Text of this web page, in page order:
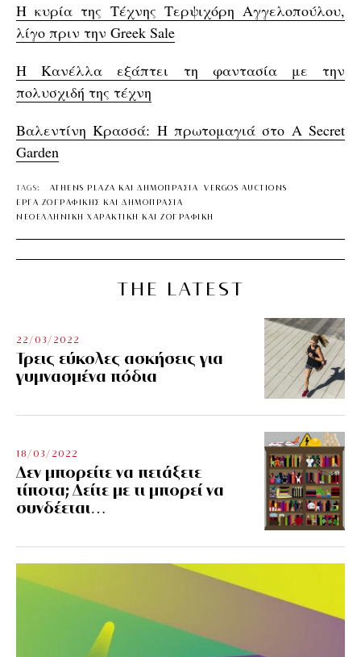
Η κυρία της Τέχνης Τερψιχόρη Αγγελοπούλου,
λίγο πριν την Greek Sale
Η Κανέλλα εξάπτει τη φαντασία με την
πολυσχιδή της τέχνη
Βαλεντίνη Κρασσά: Η πρωτομαγιά στο A Secret
Garden
TAGS: ATHENS PLAZA ΚΑΙ ΔΗΜΟΠΡΑΣΙΑ
VERGOS AUCTIONS
ΕΡΓΑ ΖΩΓΡΑΦΙΚΗΣ ΚΑΙ ΔΗΜΟΠΡΑΣΙΑ
ΝΕΟΕΛΛΗΝΙΚΗ ΧΑΡΑΚΤΙΚΗ ΚΑΙ ΖΩΓΡΑΦΙΚΗ
THE LATEST
22/03/2022
Τρεις εύκολες ασκήσεις για
γυμνασμένα πόδια
18/03/2022
Δεν μπορείτε να πετάξετε
τίποτα; Δείτε με τι μπορεί να
συνδέεται…